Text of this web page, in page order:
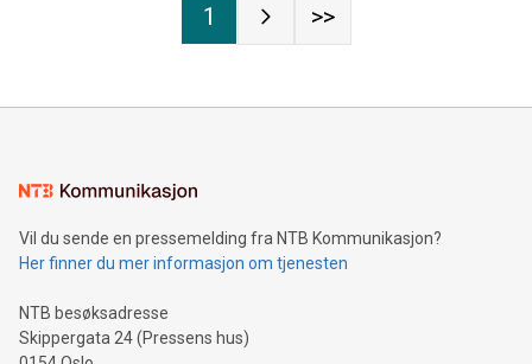
1 >>
Vil du sende en pressemelding fra NTB Kommunikasjon?
Her finner du mer informasjon om tjenesten
NTB besøksadresse
Skippergata 24 (Pressens hus)